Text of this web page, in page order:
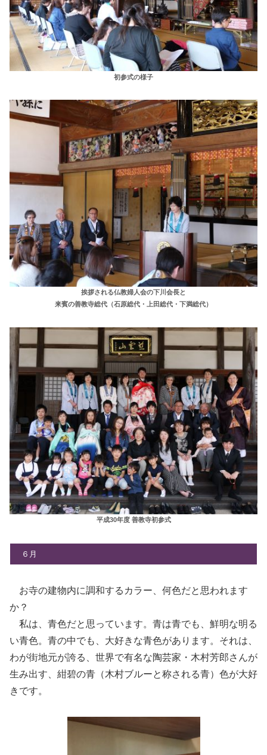
初参式の様子
挨拶される仏教婦人会の下川会長と
来賓の善教寺総代（石原総代・上田総代・下満総代）
平成30年度 善教寺初参式
６月
お寺の建物内に調和するカラー、何色だと思われます
か？
私は、青色だと思っています。青は青でも、鮮明な明る
い青色。青の中でも、大好きな青色があります。それは、
わが街地元が誇る、世界で有名な陶芸家・木村芳郎さんが
生み出す、紺碧の青（木村ブルーと称される青）色が大好
きです。